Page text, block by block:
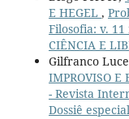
E HEGEL ,
Filosofia: v. 11
CIÊNCIA E
Gilfranco
IMPROVISO E
- Revista
Dossiê